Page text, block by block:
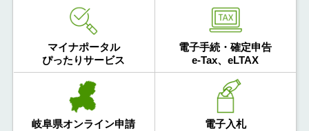
マイナポータル
ぴったりサービス
電子手続・確定申告
e-Tax、eLTAX
岐阜県オンライン申請 電子入札